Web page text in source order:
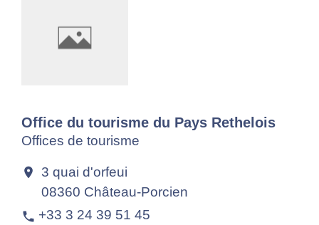
Office du tourisme du Pays Rethelois
Offices de tourisme
location_on
3 quai d'orfeui
08360 Château-Porcien
phone +33 3 24 39 51 45